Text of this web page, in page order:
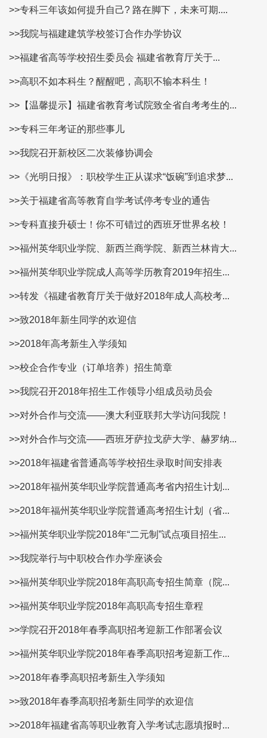
>>专科三年该如何提升自己? 路在脚下，未来可期....
>>我院与福建建筑学校签订合作办学协议
>>福建省高等学校招生委员会 福建省教育厅关于...
>>高职不如本科生？醒醒吧，高职不输本科生！
>>【温馨提示】福建省教育考试院致全省自考考生的...
>>专科三年考证的那些事儿
>>我院召开新校区二次装修协调会
>>《光明日报》：职校学生正从谋求“饭碗”到追求梦...
>>关于福建省高等教育自学考试停考专业的通告
>>专科直接升硕士！你不可错过的西班牙世界名校！
>>福州英华职业学院、新西兰商学院、新西兰林肯大...
>>福州英华职业学院成人高等学历教育2019年招生...
>>转发《福建省教育厅关于做好2018年成人高校考...
>>致2018年新生同学的欢迎信
>>2018年高考新生入学须知
>>校企合作专业（订单培养）招生简章
>>我院召开2018年招生工作领导小组成员动员会
>>对外合作与交流——澳大利亚联邦大学访问我院！
>>对外合作与交流——西班牙萨拉戈萨大学、赫罗纳...
>>2018年福建省普通高等学校招生录取时间安排表
>>2018年福州英华职业学院普通高考省内招生计划...
>>2018年福州英华职业学院普通高考招生计划（省...
>>福州英华职业学院2018年“二元制”试点项目招生...
>>我院举行与中职校合作办学座谈会
>>福州英华职业学院2018年高职高专招生简章（院...
>>福州英华职业学院2018年高职高专招生章程
>>学院召开2018年春季高职招考迎新工作部署会议
>>福州英华职业学院2018年春季高职招考迎新工作...
>>2018年春季高职招考新生入学须知
>>致2018年春季高职招考新生同学的欢迎信
>>2018年福建省高等职业教育入学考试志愿填报时...